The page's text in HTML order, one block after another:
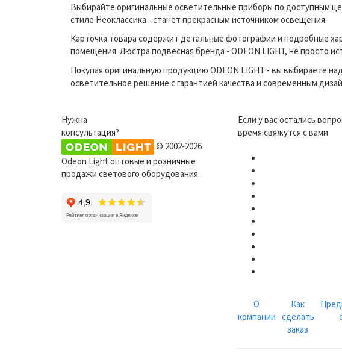
Выбирайте оригинальные осветительные приборы по доступным
стиле Неоклассика - станет прекрасным источником освещения.
Карточка товара содержит детальные фотографии и подробные
помещения. Люстра подвесная бренда - ODEON LIGHT, не просто
Покупая оригинальную продукцию ODEON LIGHT - вы выбираете
осветительное решение с гарантией качества и современным
Нужна
консультация?
Если у вас остались
время свяжутся с вами
© 2002-2026
Odeon Light оптовые и розничные
продажи светового оборудования.
О
компании
Как
сделать
заказ